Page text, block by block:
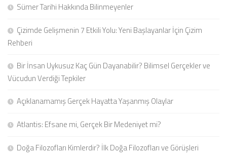
Sümer Tarihi Hakkında Bilinmeyenler
Çizimde Gelişmenin 7 Etkili Yolu: Yeni Başlayanlar İçin Çizim
Rehberi
Bir İnsan Uykusuz Kaç Gün Dayanabilir? Bilimsel Gerçekler ve
Vücudun Verdiği Tepkiler
Açıklanamamış Gerçek Hayatta Yaşanmış Olaylar
Atlantis: Efsane mi, Gerçek Bir Medeniyet mi?
Doğa Filozofları Kimlerdir? İlk Doğa Filozofları ve Görüşleri